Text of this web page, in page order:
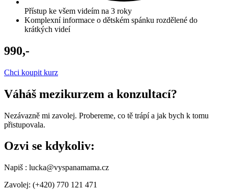
Přístup ke všem videím na 3 roky
Komplexní informace o dětském spánku rozdělené do
krátkých videí
990,-
Chci koupit kurz
Váháš mezikurzem a konzultací?
Nezávazně mi zavolej. Probereme, co tě trápí a jak bych k tomu
přistupovala.
Ozvi se kdykoliv:
Napiš : lucka@vyspanamama.cz
Zavolej: (+420) 770 121 471